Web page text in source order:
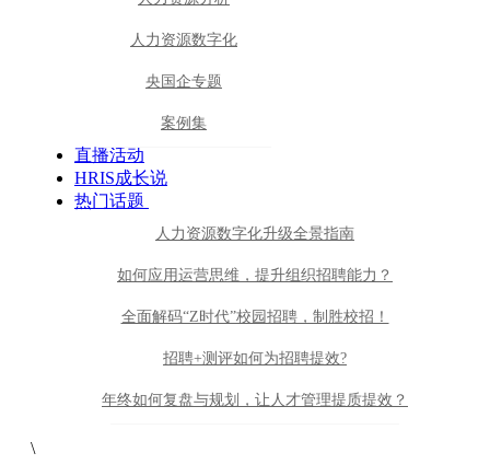
人力资源数字化
央国企专题
案例集
直播活动
HRIS成长说
热门话题
人力资源数字化升级全景指南
如何应用运营思维，提升组织招聘能力？
全面解码“Z时代”校园招聘，制胜校招！
招聘+测评如何为招聘提效?
年终如何复盘与规划，让人才管理提质提效？
\